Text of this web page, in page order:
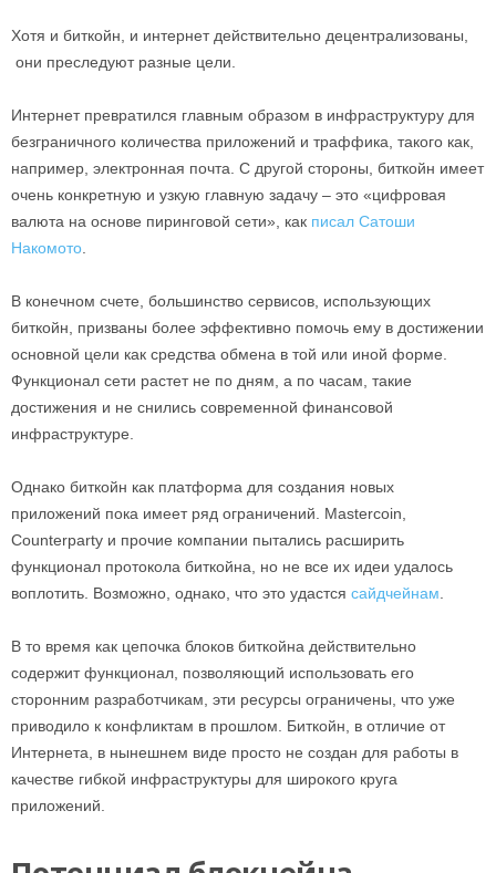
Хотя и биткойн, и интернет действительно децентрализованы,
они преследуют разные цели.
Интернет превратился главным образом в инфраструктуру для
безграничного количества приложений и траффика, такого как,
например, электронная почта. С другой стороны, биткойн имеет
очень конкретную и узкую главную задачу – это «цифровая
валюта на основе пиринговой сети», как писал Сатоши
Накомото
В конечном счете, большинство сервисов, использующих
биткойн, призваны более эффективно помочь ему в достижении
основной цели как средства обмена в той или иной форме.
Функционал сети растет не по дням, а по часам, такие
достижения и не снились современной финансовой
инфраструктуре.
Однако биткойн как платформа для создания новых
приложений пока имеет ряд ограничений. Mastercoin,
Counterparty и прочие компании пытались расширить
функционал протокола биткойна, но не все их идеи удалось
воплотить. Возможно, однако, что это удастся сайдчейнам
В то время как цепочка блоков биткойна действительно
содержит функционал, позволяющий использовать его
сторонним разработчикам, эти ресурсы ограничены, что уже
приводило к конфликтам в прошлом. Биткойн, в отличие от
Интернета, в нынешнем виде просто не создан для работы в
качестве гибкой инфраструктуры для широкого круга
приложений.